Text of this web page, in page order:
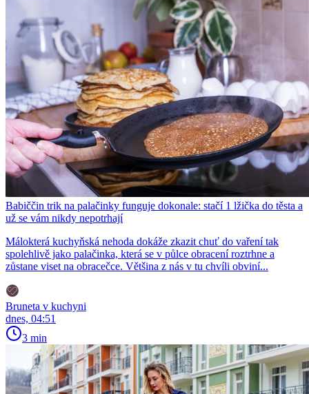
Babiččin trik na palačinky funguje dokonale: stačí 1 lžička do těsta a
už se vám nikdy nepotrhají
Málokterá kuchyňská nehoda dokáže zkazit chuť do vaření tak
spolehlivě jako palačinka, která se v půlce obracení roztrhne a
zůstane viset na obracečce. Většina z nás v tu chvíli obviní...
Bruneta v kuchyni
dnes, 04:51
3 min